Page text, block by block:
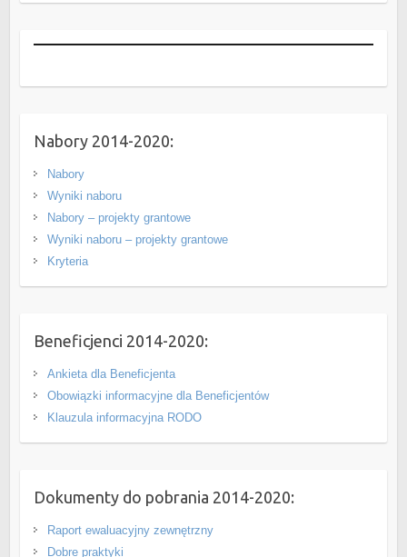
Nabory 2014-2020:
Nabory
Wyniki naboru
Nabory – projekty grantowe
Wyniki naboru – projekty grantowe
Kryteria
Beneficjenci 2014-2020:
Ankieta dla Beneficjenta
Obowiązki informacyjne dla Beneficjentów
Klauzula informacyjna RODO
Dokumenty do pobrania 2014-2020:
Raport ewaluacyjny zewnętrzny
Dobre praktyki